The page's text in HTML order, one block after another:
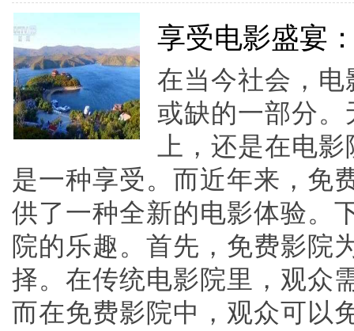
享受电影盛宴
在当今社会，
或缺的一部分
上，还是在电
是一种享受。而近年来，免
供了一种全新的电影体验。
院的乐趣。首先，免费影院
择。在传统电影院里，观众
而在免费影院中，观众可以